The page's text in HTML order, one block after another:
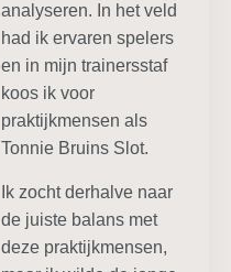
analyseren. In het veld
had ik ervaren spelers
en in mijn trainersstaf
koos ik voor
praktijkmensen als
Tonnie Bruins Slot.
Ik zocht derhalve naar
de juiste balans met
deze praktijkmensen,